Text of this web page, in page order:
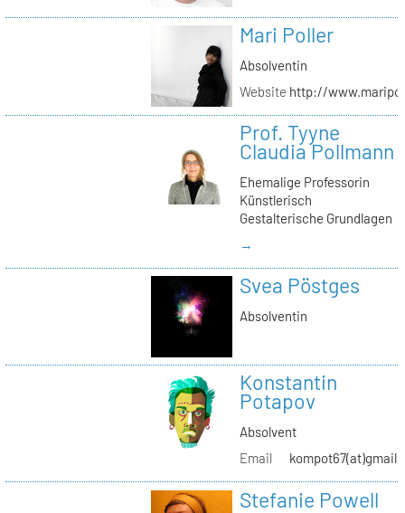
Mari Poller
Absolventin
Website http://
Prof. Tyyne
Claudia Pollmann
Ehemalige Professorin
Künstlerisch
Gestalterische Grundlagen
→
Svea Pöstges
Absolventin
Konstantin
Potapov
Absolvent
Email
Stefanie Powell